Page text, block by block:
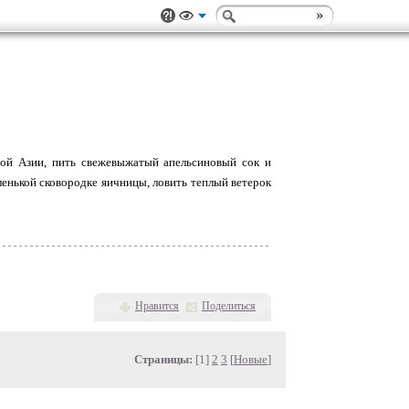
Азии, пить свежевыжатый апельсиновый сок и
сковородке яичницы, ловить теплый ветерок
Нравится Поделиться
Страницы: [1] 2 3 [Новые]